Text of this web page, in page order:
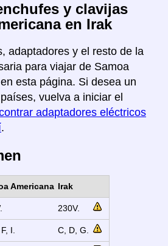
y clavijas
en Irak
adaptadores y el resto de la
para viajar de Samoa
esta página. Si desea un
vuelva a iniciar el
adaptadores eléctricos
.
Americana Irak
230V.
I. C, D, G.